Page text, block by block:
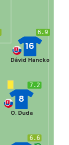
6.9
16
Dávid Hancko
7.2
8
O. Duda
6.6